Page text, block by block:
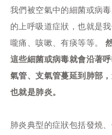
我們被空氣中的細菌或病
的上呼吸道症狀，也就是
嚨痛、咳嗽、有痰等等。
這些細菌或病毒就會沿著
氣管、支氣管蔓延到肺部
也就是肺炎。
肺炎典型的症狀包括發燒